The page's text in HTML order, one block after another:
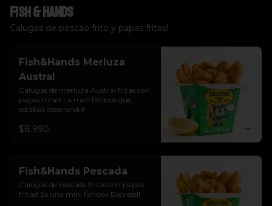
Fish & Hands
Calugas de pescao frito y papas fritas!
Fish&Hands Merluza
Austral
Calugas de merluza Austral fritas con
papas fritas! La mini fishbox que
estabas esperando!
$8.990
Fish&Hands Pescada
Calugas de pescada fritas con papas
fritas! Es una mini fishbox Express!!